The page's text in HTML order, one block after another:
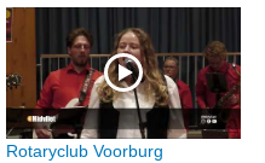
Rotaryclub Voorburg